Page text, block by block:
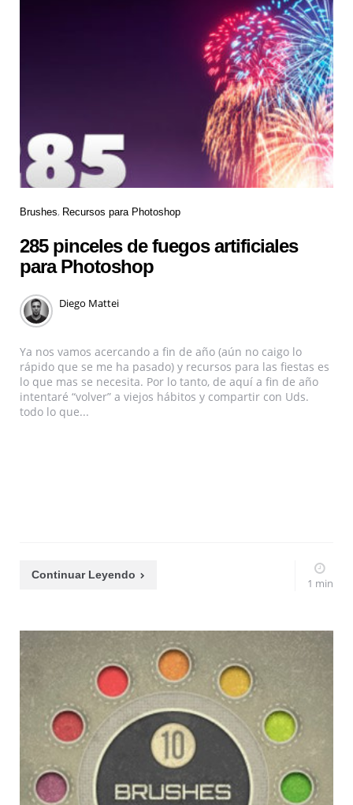
Brushes Recursos para Photoshop
285 pinceles de fuegos artificiales
para Photoshop
Diego Mattei
Ya nos vamos acercando a fin de año (aún no caigo lo
rápido que se me ha pasado) y recursos para las fiestas es
lo que mas se necesita. Por lo tanto, de aquí a fin de año
intentaré “volver” a viejos hábitos y compartir con Uds.
todo lo que...
Continuar Leyendo
1 min